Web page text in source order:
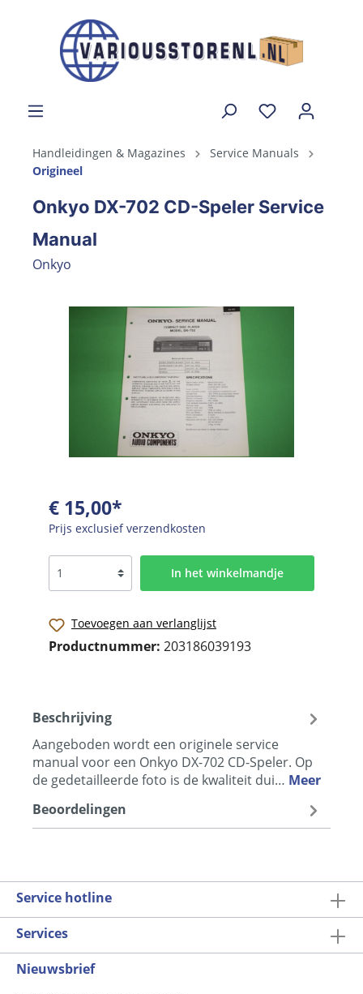
Handleidingen & Magazines
Service Manuals
Origineel
Onkyo DX-702 CD-Speler Service
Manual
Onkyo
€ 15,00*
Prijs exclusief verzendkosten
In het winkelmandje
Toevoegen aan verlanglijst
Productnummer: 203186039193
Beschrijving
Aangeboden wordt een originele service
manual voor een Onkyo DX-702 CD-Speler. Op
de gedetailleerde foto is de kwaliteit dui… Meer
Beoordelingen
Service hotline
Services
Nieuwsbrief